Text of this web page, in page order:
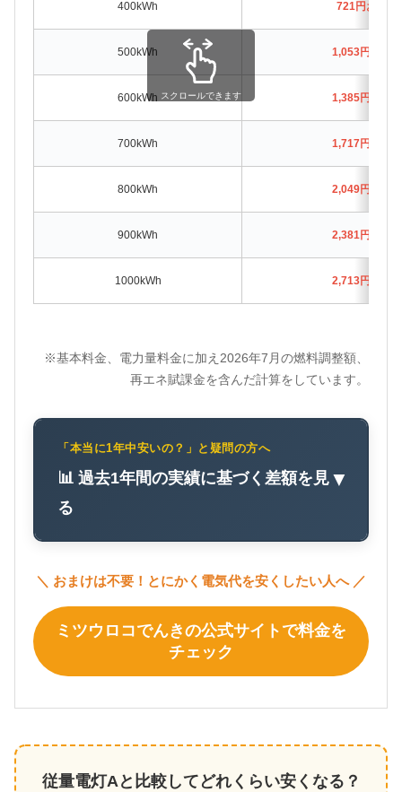
400kWh 721円お得
500kWh 1,053円お得
600kWh 1,385円お得
700kWh 1,717円お得
800kWh 2,049円お得
900kWh 2,381円お得
1000kWh 2,713円お得
スクロールできます
※基本料金、電力量料金に加え2026年7月の燃料調整額、
再エネ賦課金を含んだ計算をしています。
「本当に1年中安いの？」と疑問の方へ
📊 過去1年間の実績に基づく差額を見
る
▼
＼ おまけは不要！とにかく電気代を安くしたい人へ ／
ミツウロコでんきの公式サイトで料金を
チェック
従量電灯Aと比較してどれくらい安くなる？